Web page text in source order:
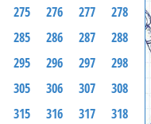
275 276 277
278
285 286 287
288
295 296 297
298
305 306 307
308
315 316 317
318